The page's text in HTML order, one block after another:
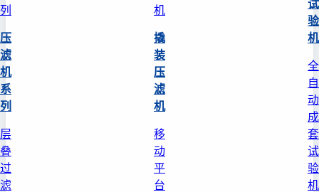
压
滤
机
系
列
层
叠
过
滤
撬
装
压
滤
机
移
动
平
台
试
验
机
全
自
动
成
套
试
验
机